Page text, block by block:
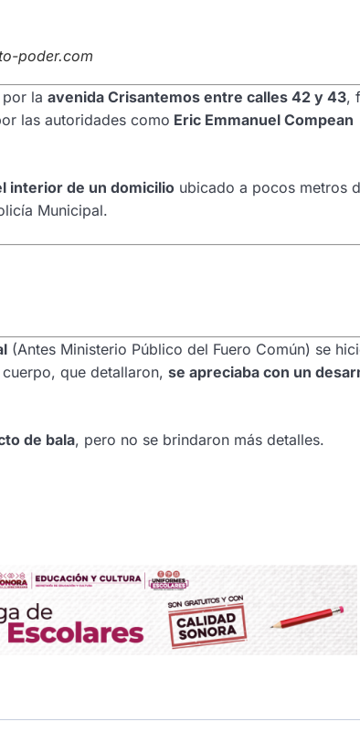
poder.com
la avenida Crisantemos entre calles 42 y 43,
las autoridades como Eric Emmanuel Compean
interior de un domicilio ubicado a pocos metros
Municipal.
(Antes Ministerio Público del Fuero Común) se
que detallaron, se apreciaba con un
de bala, pero no se brindaron más detalles.